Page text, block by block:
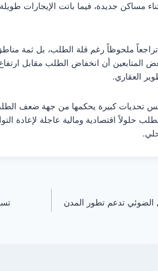
مساكن جديدة، فيما باتت الإيجارات طويلة
تراجعاً ملحوظاً رغم قلة الطلب، بل ثمة
بعض المتابعين أن انخفاض الطلب
العقاري.
تحديات كبيرة يحكمها من جهة ضعف
حلولاً اقتصادية ومالية عاجلة لإعادة
الضوئي تدعم تطور المدن